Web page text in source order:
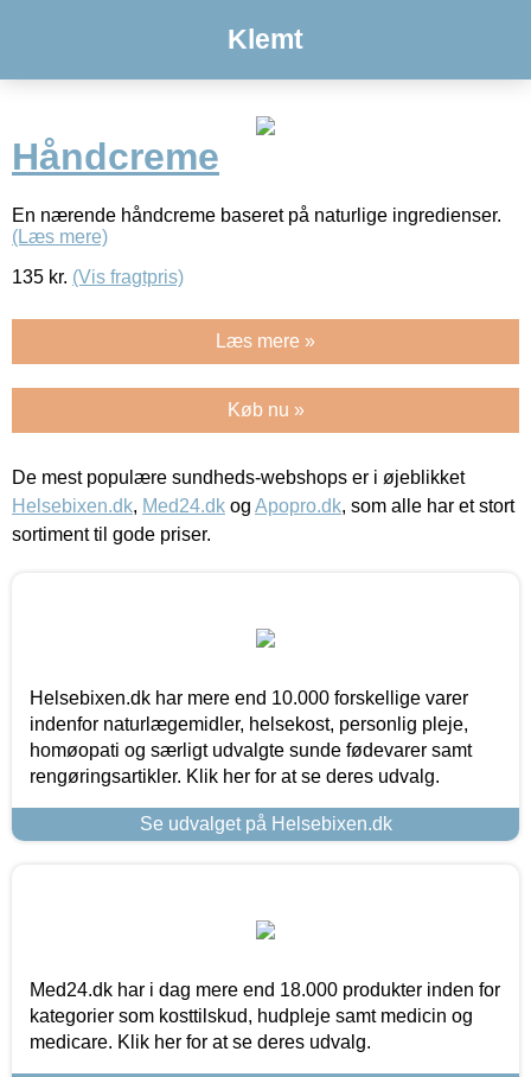
Klemt
Håndcreme
En nærende håndcreme baseret på naturlige ingredienser.
(Læs mere)
135 kr. (Vis fragtpris)
Læs mere »
Køb nu »
De mest populære sundheds-webshops er i øjeblikket
Helsebixen.dk, Med24.dk og Apopro.dk, som alle har et stort
sortiment til gode priser.
Helsebixen.dk har mere end 10.000 forskellige varer
indenfor naturlægemidler, helsekost, personlig pleje,
homøopati og særligt udvalgte sunde fødevarer samt
rengøringsartikler. Klik her for at se deres udvalg.
Se udvalget på Helsebixen.dk
Med24.dk har i dag mere end 18.000 produkter inden for
kategorier som kosttilskud, hudpleje samt medicin og
medicare. Klik her for at se deres udvalg.